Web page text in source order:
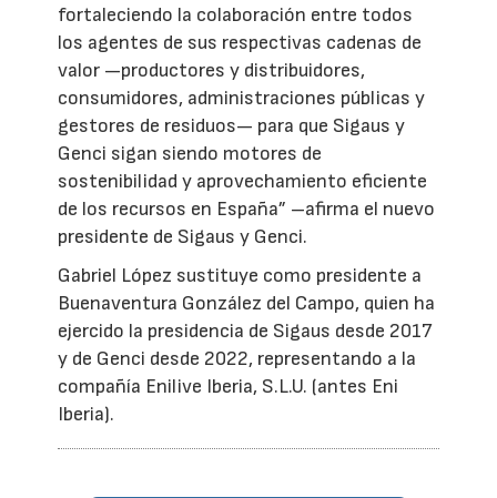
fortaleciendo la colaboración entre todos
los agentes de sus respectivas cadenas de
valor —productores y distribuidores,
consumidores, administraciones públicas y
gestores de residuos— para que Sigaus y
Genci sigan siendo motores de
sostenibilidad y aprovechamiento eficiente
de los recursos en España” –afirma el nuevo
presidente de Sigaus y Genci.
Gabriel López sustituye como presidente a
Buenaventura González del Campo, quien ha
ejercido la presidencia de Sigaus desde 2017
y de Genci desde 2022, representando a la
compañía Enilive Iberia, S.L.U. (antes Eni
Iberia).